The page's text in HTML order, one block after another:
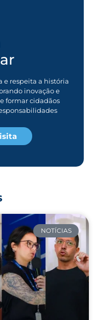
e respeita a história
inovação e
formar cidadãos
NOTÍCIAS